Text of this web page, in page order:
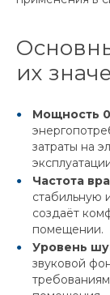
их
Мощность
затраты на
Частота
стабильную
создаёт
помещении.
Уровень
звуковой